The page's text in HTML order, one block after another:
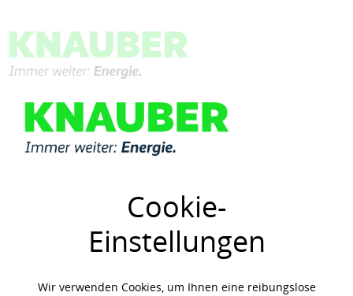
Cookie-
Einstellungen
Wir verwenden Cookies, um Ihnen eine reibungslose
Menü
Übersicht Shell